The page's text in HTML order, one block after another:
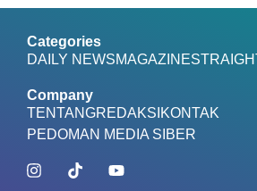
Categories
DAILY NEWSMAGAZINE
Company
TENTANGREDAKSI KONTAK
PEDOMAN MEDIA SIBER